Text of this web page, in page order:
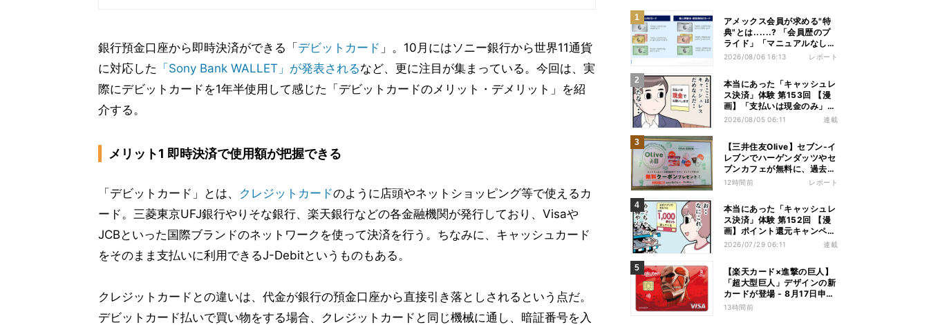
銀行預金口座から即時決済ができる「 デビットカード 」。10月にはソニー銀行から世界11通貨
に対応した 「Sony Bank WALLET」が発表されるなど、更に注目が集まっている。今回は、実
際にデビットカードを1年半使用して感じた「デビットカードのメリット・デメリット」を紹
介する。
メリット1 即時決済で使用額が把握できる
「デビットカード」とは、 クレジットカードのように店頭やネットショッピング等で使えるカ
ード。三菱東京UFJ銀行やりそな銀行、楽天銀行などの各金融機関が発行しており、Visaや
JCBといった国際ブランドのネットワークを使って決済を行う。ちなみに、キャッシュカード
をそのまま支払いに利用できるJ-Debitというものもある。
クレジットカードとの違いは、代金が銀行の預金口座から直接引き落としされるという点だ。
デビットカード払いで買い物をする場合、クレジットカードと同じ機械に通し、暗証番号を入
アメックス会員が求める"特
典"とは......? 「会員歴のプ
ライド」「マニュアルなしの
コンシェルジュ」など担当者
2026/08/06 16:13 レポート
本当にあった「キャッシュレ
ス決済」体験 第153回 【漫
画】「支払いは現金のみ」と
分かっていたのに……会計で
2026/08/05 06:11 連載
【三井住友Olive】セブン-イ
レブンでハーゲンダッツやセ
ブンカフェが無料に、過去最
大の特典規模の最大7万
出費"を応援
12時間前 レポート
本当にあった「キャッシュレ
ス決済」体験 第152回 【漫
画】ポイント還元キャンペー
ンにつられてアプリを入れた
2026/07/29 06:11 連載
【楽天カード×進撃の巨人】
「超大型巨人」デザインの新
カードが登場 - 8月17日申込
受付・発行開始
13時間前